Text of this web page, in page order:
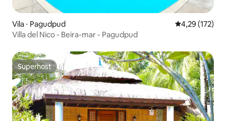
Vila ⋅ Pagudpud 4,29 de uma
4,29 (172)
Villa del Nico - Beira-mar - Pagudpud
Superhost
Superhost